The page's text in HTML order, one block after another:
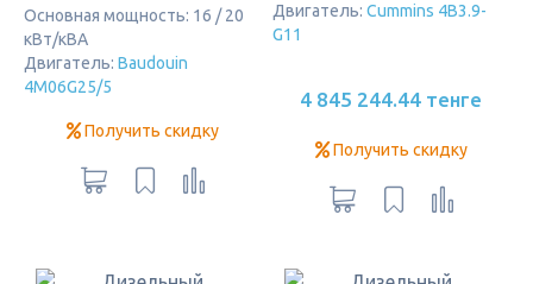
Основная мощность: 16 / 20
кВт/кВА
Двигатель: Baudouin
4M06G25/5
Получить скидку
Двигатель: Cummins 4B3.9-
G11
4 845 244.44 тенге
Получить скидку